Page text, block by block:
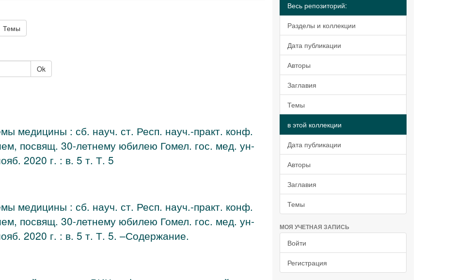
Темы
Ok
медицины : сб. науч. ст. Респ. науч.-практ. конф.
посвящ. 30-летнему юбилею Гомел. гос. мед. ун-
2020 г. : в. 5 т. Т. 5
медицины : сб. науч. ст. Респ. науч.-практ. конф.
посвящ. 30-летнему юбилею Гомел. гос. мед. ун-
2020 г. : в. 5 т. Т. 5. –Содержание.
Весь репозиторий:
Разделы и коллекции
Дата публикации
Авторы
Заглавия
Темы
в этой коллекции
Дата публикации
Авторы
Заглавия
Темы
МОЯ УЧЕТНАЯ ЗАПИСЬ
Войти
Регистрация